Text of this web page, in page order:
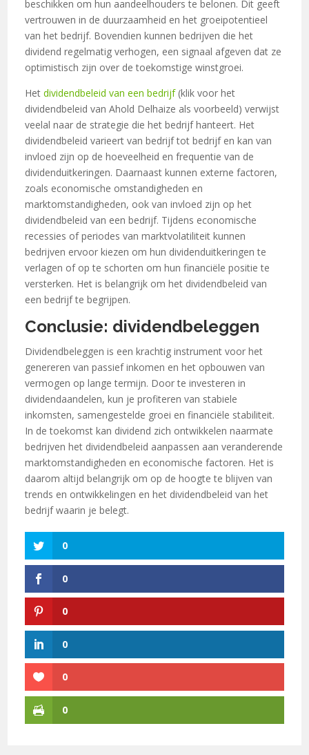
beschikken om hun aandeelhouders te belonen. Dit geeft
vertrouwen in de duurzaamheid en het groeipotentieel
van het bedrijf. Bovendien kunnen bedrijven die het
dividend regelmatig verhogen, een signaal afgeven dat ze
optimistisch zijn over de toekomstige winstgroei.
Hetdividendbeleid van een bedrijf(klik voor het
dividendbeleid van Ahold Delhaize als voorbeeld) verwijst
veelal naar de strategie die het bedrijf hanteert. Het
dividendbeleid varieert van bedrijf tot bedrijf en kan van
invloed zijn op de hoeveelheid en frequentie van de
dividenduitkeringen. Daarnaast kunnen externe factoren,
zoals economische omstandigheden en
marktomstandigheden, ook van invloed zijn op het
dividendbeleid van een bedrijf. Tijdens economische
recessies of periodes van marktvolatiliteit kunnen
bedrijven ervoor kiezen om hun dividenduitkeringen te
verlagen of op te schorten om hun financiële positie te
versterken. Het is belangrijk om het dividendbeleid van
een bedrijf te begrijpen.
Conclusie: dividendbeleggen
Dividendbeleggen is een krachtig instrument voor het
genereren van passief inkomen en het opbouwen van
vermogen op lange termijn. Door te investeren in
dividendaandelen, kun je profiteren van stabiele
inkomsten, samengestelde groei en financiële stabiliteit.
In de toekomst kan dividend zich ontwikkelen naarmate
bedrijven het dividendbeleid aanpassen aan veranderende
marktomstandigheden en economische factoren. Het is
daarom altijd belangrijk om op de hoogte te blijven van
trends en ontwikkelingen en het dividendbeleid van het
bedrijf waarin je belegt.
0
0
0
0
0
0